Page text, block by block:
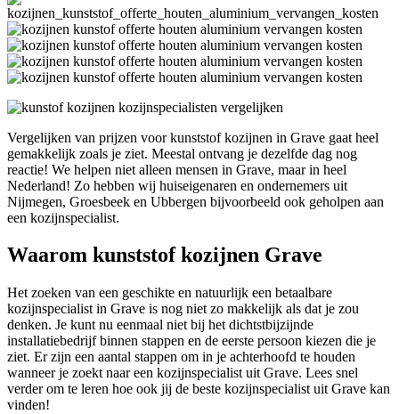
Vergelijken van prijzen voor kunststof kozijnen in Grave gaat heel
gemakkelijk zoals je ziet. Meestal ontvang je dezelfde dag nog
reactie! We helpen niet alleen mensen in Grave, maar in heel
Nederland! Zo hebben wij huiseigenaren en ondernemers uit
Nijmegen, Groesbeek en Ubbergen bijvoorbeeld ook geholpen aan
een kozijnspecialist.
Waarom kunststof kozijnen Grave
Het zoeken van een geschikte en natuurlijk een betaalbare
kozijnspecialist in Grave is nog niet zo makkelijk als dat je zou
denken. Je kunt nu eenmaal niet bij het dichtstbijzijnde
installatiebedrijf binnen stappen en de eerste persoon kiezen die je
ziet. Er zijn een aantal stappen om in je achterhoofd te houden
wanneer je zoekt naar een kozijnspecialist uit Grave. Lees snel
verder om te leren hoe ook jij de beste kozijnspecialist uit Grave kan
vinden!